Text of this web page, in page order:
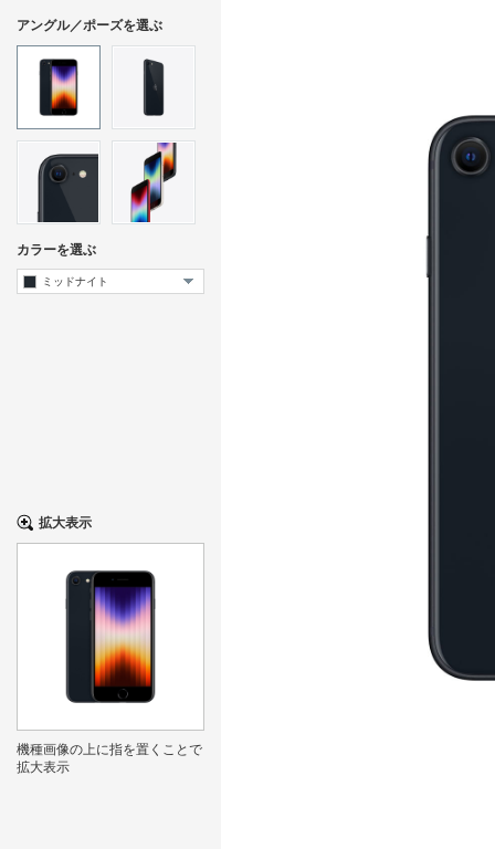
アングル／ポーズを選ぶ
カラーを選ぶ
ミッドナイト
拡大表示
機種画像の上に指を置くことで
拡大表示